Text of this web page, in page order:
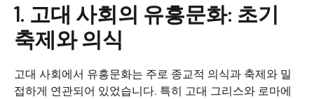
1. 고대 사회의 유흥문화: 초기
축제와 의식
고대 사회에서 유흥문화는 주로 종교적 의식과 축제와 밀
접하게 연관되어 있었습니다. 특히 고대 그리스와 로마에